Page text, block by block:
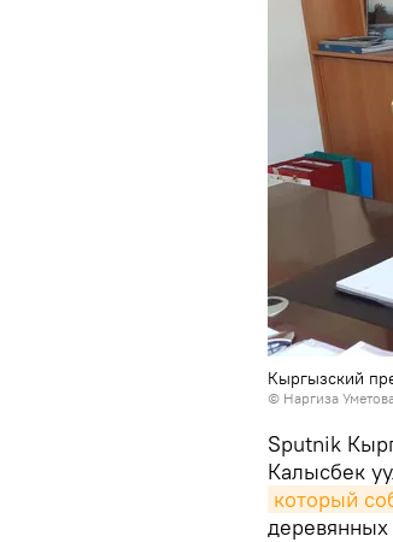
Кыргызский
© Наргиза
Sputnik
Калысбек
который